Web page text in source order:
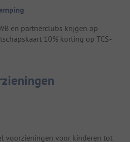
en partnerclubs krijgen op
10% korting op TCS-
voorzieningen voor kinderen tot